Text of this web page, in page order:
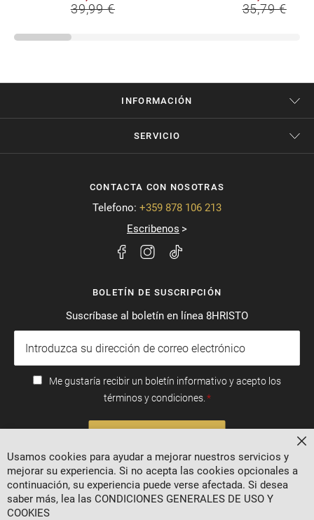
39,99 €
35,79 €
INFORMACIÓN
SERVICIO
CONTACTA CON NOSOTRAS
Telefono: +359 878 106 213
Escribenos
BOLETÍN DE SUSCRIPCIÓN
Suscríbase al boletín en línea 8HRISTO
Me gustaría recibir un boletín informativo y acepto los
términos y condiciones.
Usamos cookies para ayudar a mejorar nuestros servicios y
mejorar su experiencia. Si no acepta las cookies opcionales a
continuación, su experiencia puede verse afectada. Si desea
saber más, lea las CONDICIONES GENERALES DE USO Y
COOKIES